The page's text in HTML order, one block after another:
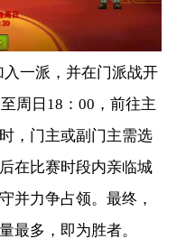
一派，并在门派战开
至周日 18 ：00 ，前往主
，门主或副门主需选
在比赛时段内亲临城
并力争占领。最终，
最多，即为胜者。